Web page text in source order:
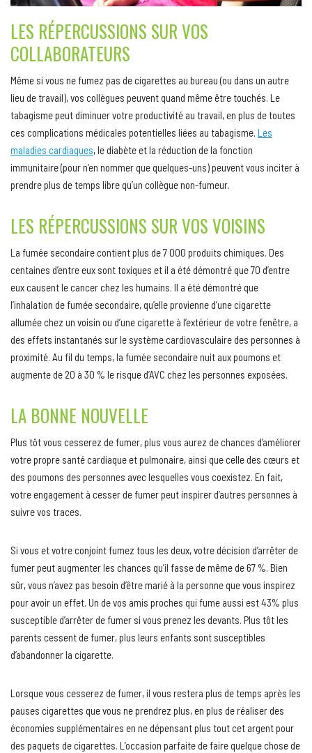
LES RÉPERCUSSIONS SUR VOS
COLLABORATEURS
Même si vous ne fumez pas de cigarettes au bureau (ou dans un autre
lieu de travail), vos collègues peuvent quand même être touchés. Le
tabagisme peut diminuer votre productivité au travail, en plus de toutes
ces complications médicales potentielles liées au tabagisme. Les
maladies cardiaques, le diabète et la réduction de la fonction
immunitaire (pour n’en nommer que quelques-uns) peuvent vous inciter à
prendre plus de temps libre qu’un collègue non-fumeur.
LES RÉPERCUSSIONS SUR VOS VOISINS
La fumée secondaire contient plus de 7 000 produits chimiques. Des
centaines d’entre eux sont toxiques et il a été démontré que 70 d’entre
eux causent le cancer chez les humains. Il a été démontré que
l’inhalation de fumée secondaire, qu’elle provienne d’une cigarette
allumée chez un voisin ou d’une cigarette à l’extérieur de votre fenêtre, a
des effets instantanés sur le système cardiovasculaire des personnes à
proximité. Au fil du temps, la fumée secondaire nuit aux poumons et
augmente de 20 à 30 % le risque d’AVC chez les personnes exposées.
LA BONNE NOUVELLE
Plus tôt vous cesserez de fumer, plus vous aurez de chances d’améliorer
votre propre santé cardiaque et pulmonaire, ainsi que celle des cœurs et
des poumons des personnes avec lesquelles vous coexistez. En fait,
votre engagement à cesser de fumer peut inspirer d’autres personnes à
suivre vos traces.
Si vous et votre conjoint fumez tous les deux, votre décision d’arrêter de
fumer peut augmenter les chances qu’il fasse de même de 67 %. Bien
sûr, vous n’avez pas besoin d’être marié à la personne que vous inspirez
pour avoir un effet. Un de vos amis proches qui fume aussi est 43% plus
susceptible d’arrêter de fumer si vous prenez les devants. Plus tôt les
parents cessent de fumer, plus leurs enfants sont susceptibles
d’abandonner la cigarette.
Lorsque vous cesserez de fumer, il vous restera plus de temps après les
pauses cigarettes que vous ne prendrez plus, en plus de réaliser des
économies supplémentaires en ne dépensant plus tout cet argent pour
des paquets de cigarettes. L’occasion parfaite de faire quelque chose de